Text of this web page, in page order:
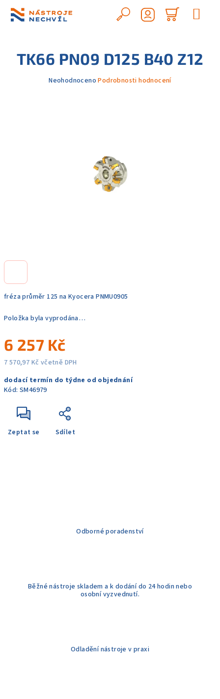
obsah
Hledat
košík
fréza průměr 125 na Kyocera PNMU0905
Položka byla vyprodána…
6 257 Kč
7 570,97 Kč včetně DPH
cena:
dodací termín do týdne od objednání
Kód: SM46979
Zeptat se Sdílet
TK66 PN09 D125 B40 Z12
Průměrné
Neohodnoceno Podrobnosti hodnocení
Odborné poradenství
Běžné nástroje skladem a k dodání do 24 hodin nebo
osobní vyzvednutí.
Odladění nástroje v praxi